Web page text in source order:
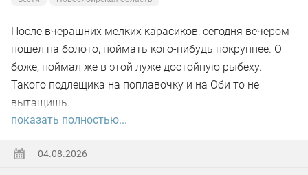
После вчерашних мелких карасиков, сегодня вечером
пошел на болото, поймать кого-нибудь покрупнее. О
боже, поймал же в этой луже достойную рыбеху.
Такого подлещика на поплавочку и на Оби то не
вытащишь.
поймал.
показать полностью...
04.08.2026